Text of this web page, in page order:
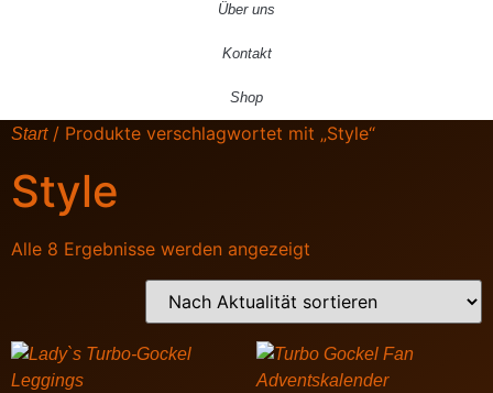
Über uns
Kontakt
Shop
Start/ Produkte verschlagwortet mit „Style“
Style
Alle 8 Ergebnisse werden angezeigt